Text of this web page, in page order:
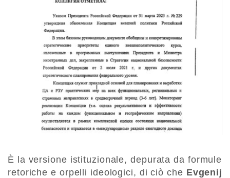
È la versione istituzionale, depurata da formule
retoriche e orpelli ideologici, di ciò che Evgenij